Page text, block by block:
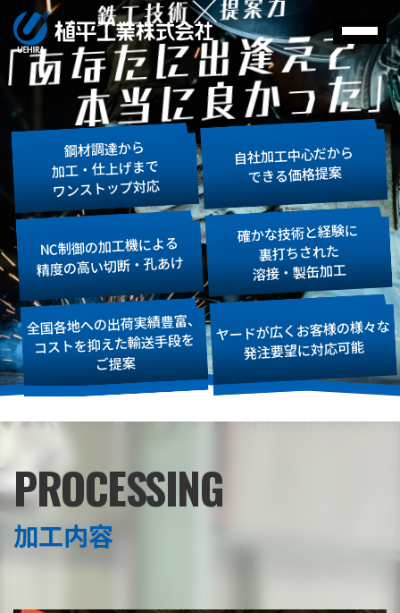
鋼材調達から
加工・仕上げまで
ワンストップ対応
自社加工中心だから
できる価格提案
NC制御の加工機による
精度の高い切断・孔あけ
確かな技術と経験に
裏打ちされた
溶接・製缶加工
全国各地への出荷実績豊富、
コストを抑えた輸送手段を
ご提案
ヤードが広くお客様の様々な
発注要望に対応可能
PROCESSING
加工内容